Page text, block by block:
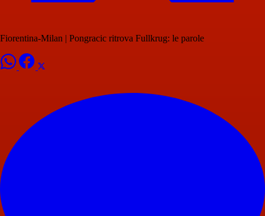
Fiorentina-Milan | Pongracic ritrova Fullkrug: le parole